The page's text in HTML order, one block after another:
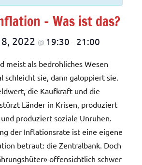
– Was ist das?
2022 @ 19:30 –21:00
meist als bedrohliches Wesen
schleicht sie, dann galoppiert sie.
die Kaufkraft und die
Länder in Krisen, produziert
produziert soziale Unruhen.
der Inflationsrate ist eine eigene
betraut: die Zentralbank. Doch
offensichtlich schwer